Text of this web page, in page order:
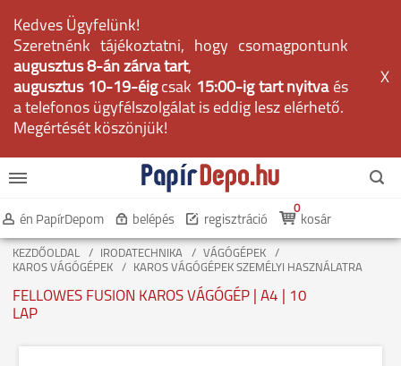
Kedves Ügyfelünk!
Szeretnénk tájékoztatni, hogy csomagpontunk
augusztus 8-án zárva tart,
augusztus 10-19-éig csak 15:00-ig tart nyitvaés
a telefonos ügyfélszolgálat is eddig lesz elérhető.
Megértését köszönjük!
X
én PapírDepom belépés regisztráció kosár
0
KEZDŐOLDAL IRODATECHNIKA
VÁGÓGÉPEK
KAROS VÁGÓGÉPEK
KAROS VÁGÓGÉPEK SZEMÉLYI HASZNÁLATRA
FELLOWES FUSION KAROS VÁGÓGÉP | A4 | 10
LAP